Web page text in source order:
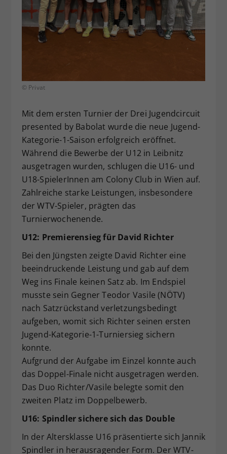
© Privat
Mit dem ersten Turnier der Drei Jugendcircuit
presented by Babolat wurde die neue Jugend-
Kategorie-1-Saison erfolgreich eröffnet.
Während die Bewerbe der U12 in Leibnitz
ausgetragen wurden, schlugen die U16- und
U18-SpielerInnen am Colony Club in Wien auf.
Zahlreiche starke Leistungen, insbesondere
der WTV-Spieler, prägten das
Turnierwochenende.
U12: Premierensieg für David Richter
Bei den Jüngsten zeigte David Richter eine
beeindruckende Leistung und gab auf dem
Weg ins Finale keinen Satz ab. Im Endspiel
musste sein Gegner Teodor Vasile (NÖTV)
nach Satzrückstand verletzungsbedingt
aufgeben, womit sich Richter seinen ersten
Jugend-Kategorie-1-Turniersieg sichern
konnte.
Aufgrund der Aufgabe im Einzel konnte auch
das Doppel-Finale nicht ausgetragen werden.
Das Duo Richter/Vasile belegte somit den
zweiten Platz im Doppelbewerb.
U16: Spindler sichere sich das Double
In der Altersklasse U16 präsentierte sich Jannik
Spindler in herausragender Form. Der WTV-
Zweck
Dieser Wert speichert Ihre Consent-
Einstellungen. Unter anderem eine
zufällig generierte ID, für die
historische Speicherung Ihrer
hat.